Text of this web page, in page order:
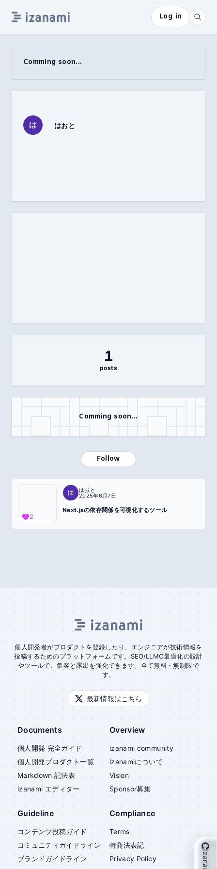
Log in
Comming soon...
はおと
1
posts
Comming soon...
Follow
はおと
2025年6月7日
Next.jsの依存関係を可視化するツール
2
個人開発者がプロダクトを登録したり、エンジニアが技術情報を
投稿するためのプラットフォームです。SEO/LLMO最適化の設計
やツールで、集客と露出を強化できます。全て無料・無制限で
す。
最新情報はこちら
Documents
個人開発 完全ガイド
個人開発プロダクト一覧
Markdown 記法表
izanami エディター
Overview
izanami community
izanamiについて
Vision
Sponsor募集
Guideline
コンテンツ投稿ガイド
コミュニティガイドライン
ブランドガイドライン
Compliance
Terms
特商法表記
Privacy Policy